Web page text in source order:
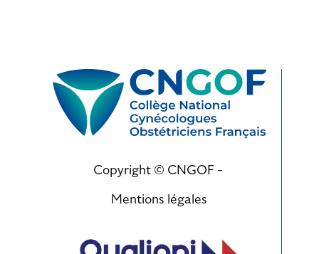
Copyright © CNGOF -
Mentions légales